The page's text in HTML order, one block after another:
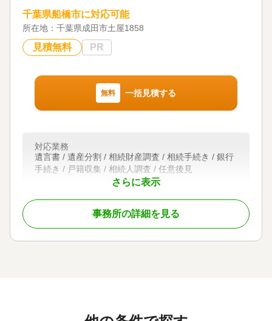
ので、どうぞお気軽にお問い合わせください。
対応地域
千葉県（我孫子市、柏市、松戸市、流山市） 茨城
遺言書 / 遺産分割 / 相続財産調査 / 相続手続き / 銀行
手続き / 戸籍収集 / 相続人調査
電話相談可 / 訪問可 / 女性スタッフ対応可 / 土日相談
可 / 初回相談無料 / 18時以降相談可 / オンライン面談
可 / 事務所面談可
千葉県船橋市に対応可能
所在地： 千葉県成田市土屋1858
見積無料 PR
無料 一括見積する
さらに表示
対応業務
遺言書 / 遺産分割 / 相続財産調査 / 相続手続き / 銀行
手続き / 戸籍収集 / 相続人調査 / 任意後見
初回相談無料
事務所の詳細を見る